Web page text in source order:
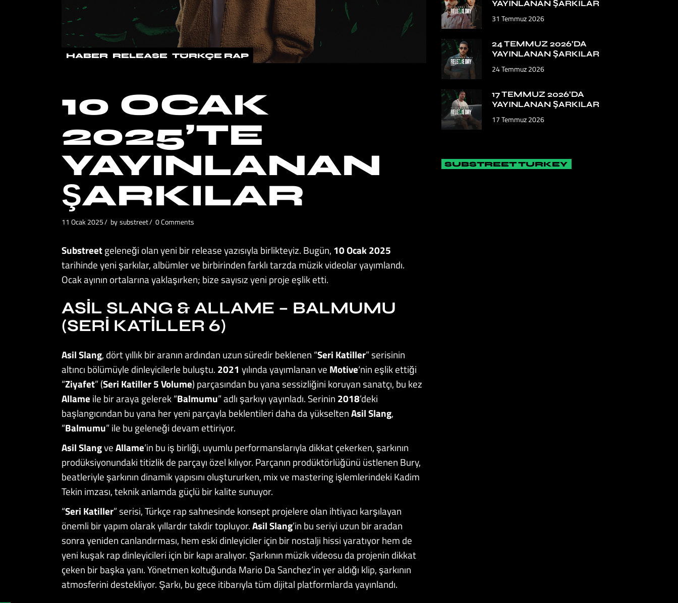
HABER RELEASE TÜRKÇE RAP
10 OCAK
2025’TE
YAYINLANAN
ŞARKILAR
11 Ocak 2025 bysubstreet 0 Comments
Substreetgeleneği olan yeni bir release yazısıyla birlikteyiz. Bugün, 10 Ocak 2025
tarihinde yeni şarkılar, albümler ve birbirinden farklı tarzda müzik videolar yayımlandı.
Ocak ayının ortalarına yaklaşırken; bize sayısız yeni proje eşlik etti.
ASIL SLANG & ALLAME – BALMUMU
(SERI KATILLER 6)
Asil Slang, dört yıllık bir aranın ardından uzun süredir beklenen “Seri Katiller” serisinin
altıncı bölümüyle dinleyicilerle buluştu. 2021 yılında yayımlanan ve Motive‘nin eşlik ettiği
“Ziyafet” (Seri Katiller 5 Volume) parçasından bu yana sessizliğini koruyan sanatçı, bu kez
Allame ile bir araya gelerek “Balmumu” adlı şarkıyı yayınladı. Serinin 2018’deki
başlangıcından bu yana her yeni parçayla beklentileri daha da yükseltenAsil Slang,
“Balmumu” ile bu geleneği devam ettiriyor.
Asil SlangveAllame’in bu iş birliği, uyumlu performanslarıyla dikkat çekerken, şarkının
prodüksiyonundaki titizlik de parçayı özel kılıyor. Parçanın prodüktörlüğünü üstlenen Bury,
beatleriyle şarkının dinamik yapısını oluştururken, mix ve mastering işlemlerindeki Kadim
Tekin imzası, teknik anlamda güçlü bir kalite sunuyor.
“Seri Katiller” serisi, Türkçe rap sahnesinde konsept projelere olan ihtiyacı karşılayan
önemli bir yapım olarak yıllardır takdir topluyor.Asil Slang’in bu seriyi uzun bir aradan
sonra yeniden canlandırması, hem eski dinleyiciler için bir nostalji hissi yaratıyor hem de
yeni kuşak rap dinleyicileri için bir kapı aralıyor. Şarkının müzik videosu da projenin dikkat
çeken bir başka yanı. Yönetmen koltuğunda Mario Da Sanchez’in yer aldığı klip, şarkının
atmosferini destekliyor. Şarkı, bu gece itibarıyla tüm dijital platformlarda yayınlandı.
YAYINLANAN ŞARKILAR
31 Temmuz 2026
24 TEMMUZ 2026’DA
YAYINLANAN ŞARKILAR
24 Temmuz 2026
17 TEMMUZ 2026’DA
YAYINLANAN ŞARKILAR
17 Temmuz 2026
SUBSTREET TURKEY